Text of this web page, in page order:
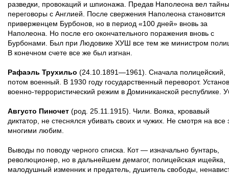
разведки, провокаций и шпионажа. Предав Наполеона вел
переговоры с Англией. После свержения Наполеона становится
приверженцем Бурбонов, но в период «100 дней» вновь за
Наполеона. Но после его окончательного поражения вновь с
Бурбонами. Был при Людовике ХУШ все тем же министром
В конечном счете все же был изгнан.
Рафаэль Трухильо (24.10.1891—1961). Сначала полицейский,
потом военный. В 1930 году государственный переворот.
военно-террористический режим в Доминиканской республике.
Августо Пиночет (род. 25.11.1915). Чили. Вояка, кровавый
диктатор, не стеснялся убивать своих и чужих. Не смотря на все
многими любим.
Выводы по поводу черного списка. Кот — изначально бунтарь,
революционер, но в дальнейшем демагог, полицейская ищейка,
малодушный изменник и предатель, душитель свободы,